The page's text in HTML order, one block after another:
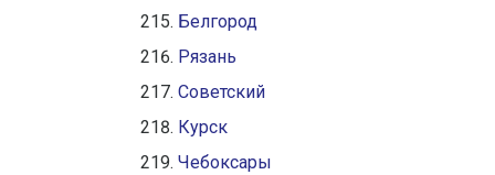
Белгород
Рязань
Советский
Курск
Чебоксары